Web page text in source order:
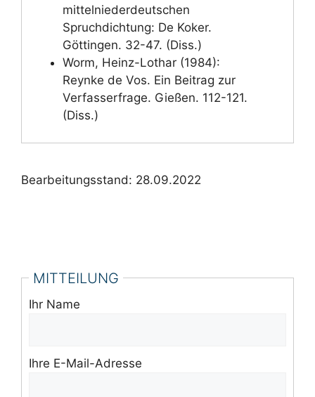
mittelniederdeutschen
Spruchdichtung: De Koker.
Göttingen. 32-47. (Diss.)
Worm, Heinz-Lothar (1984):
Reynke de Vos. Ein Beitrag zur
Verfasserfrage. Gießen. 112-121.
(Diss.)
Bearbeitungsstand: 28.09.2022
MITTEILUNG
Ihr Name
Ihre E-Mail-Adresse